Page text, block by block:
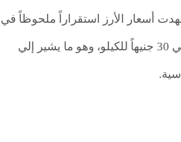
اليوم السبت 31-8-2024،حيث شهدت أسعار الأرز استقراراً ملحوظاً في
السوق المحلي، سجل سعر الأرز اليوم نحو 25 إلي 30 جنيهاً للكيلو، وهو ما يشير إلي